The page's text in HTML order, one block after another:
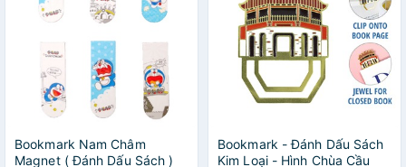
Bookmark Nam Châm
Magnet ( Đánh Dấu Sách )
Bookmark - Đánh Dấu Sách
Kim Loại - Hình Chùa Cầu